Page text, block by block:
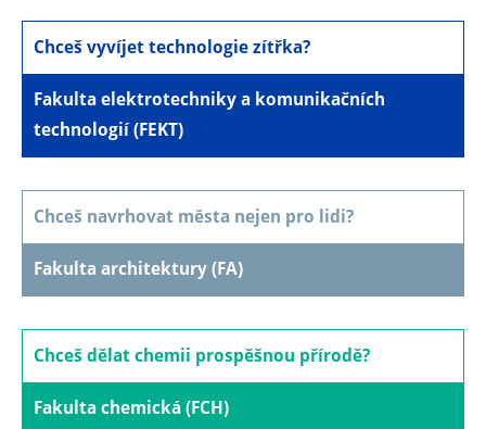
Chceš vyvíjet technologie zítřka?
Fakulta elektrotechniky a komunikačních
technologií (FEKT)
Chceš navrhovat města nejen pro lidi?
Fakulta architektury (FA)
Chceš dělat chemii prospěšnou přírodě?
Fakulta chemická (FCH)